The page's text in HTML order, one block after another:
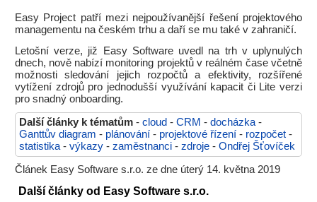
Easy Project patří mezi nejpoužívanější řešení projektového
managementu na českém trhu a daří se mu také v zahraničí.
Letošní verze, již Easy Software uvedl na trh v uplynulých
dnech, nově nabízí monitoring projektů v reálném čase včetně
možnosti sledování jejich rozpočtů a efektivity, rozšířené
vytížení zdrojů pro jednodušší využívání kapacit či Lite verzi
pro snadný onboarding.
Další články k tématům - cloud - CRM - docházka-
Ganttův diagram - plánování - projektové řízení - rozpočet -
statistika- výkazy - zaměstnanci - zdroje - Ondřej Šťovíček
Článek Easy Software s.r.o. ze dne úterý 14. května 2019
Další články od Easy Software s.r.o.